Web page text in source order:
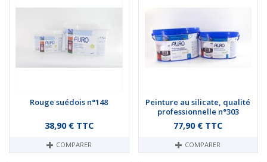
Rouge suédois n°148
Prix
38,90 € TTC
COMPARER
Peinture au silicate, qualité
professionnelle n°303
Prix
77,90 € TTC
COMPARER